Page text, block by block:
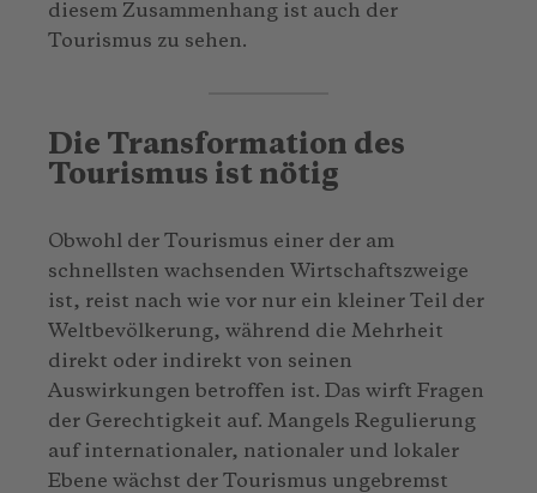
diesem Zusammenhang ist auch der
Tourismus zu sehen.
Die Transformation des
Tourismus ist nötig
Obwohl der Tourismus einer der am
schnellsten wachsenden Wirtschaftszweige
ist, reist nach wie vor nur ein kleiner Teil der
Weltbevölkerung, während die Mehrheit
direkt oder indirekt von seinen
Auswirkungen betroffen ist. Das wirft Fragen
der Gerechtigkeit auf. Mangels Regulierung
auf internationaler, nationaler und lokaler
Ebene wächst der Tourismus ungebremst